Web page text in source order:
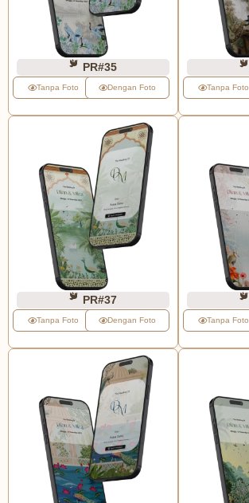
PR#35
Tanpa Foto Dengan Foto Tanpa Foto
PR#37
Tanpa Foto Dengan Foto Tanpa Foto